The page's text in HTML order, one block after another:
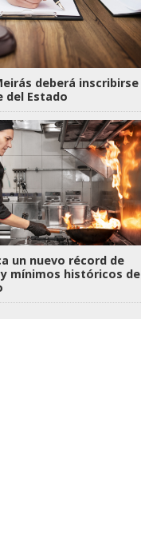
deberá inscribirse
del Estado
un nuevo récord de
mínimos históricos de